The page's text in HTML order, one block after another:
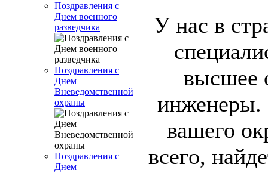
Поздравления с
Днем военного
разведчика
Поздравления с
Днем
Вневедомственной
охраны
Поздравления с
Днем
У нас в
высшее
инженеры.
вашего
всего,